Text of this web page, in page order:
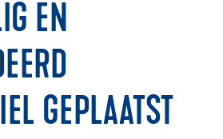
EN
GEPLAATST